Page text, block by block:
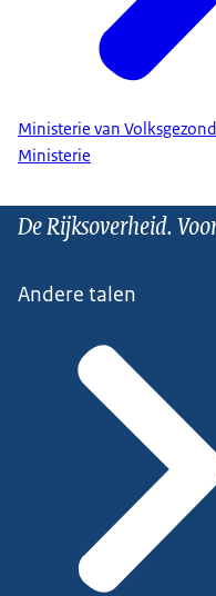
Ministerie van
Ministerie
De Rijksoverheid.
Andere talen